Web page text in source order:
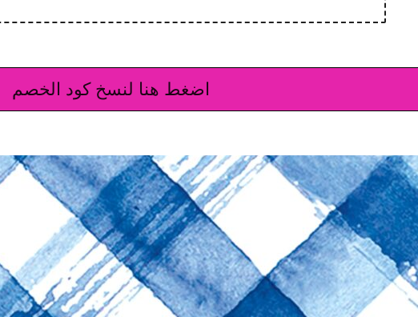
اضغط هنا لنسخ كود الخصم